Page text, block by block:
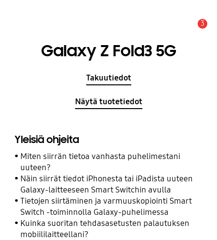
3
Galaxy Z Fold3 5G
Takuutiedot
Näytä tuotetiedot
Yleisiä ohjeita
Miten siirrän tietoa vanhasta puhelimestani
uuteen?
Näin siirrät tiedot iPhonesta tai iPadista uuteen
Galaxy-laitteeseen Smart Switchin avulla
Tietojen siirtäminen ja varmuuskopiointi Smart
Switch -toiminnolla Galaxy-puhelimessa
Kuinka suoritan tehdasasetusten palautuksen
mobiililaitteellani?